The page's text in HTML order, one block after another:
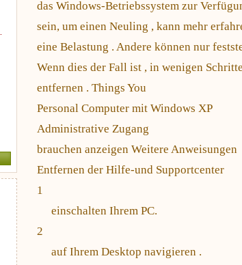
das Windows-Betriebssystem zur
sein, um einen Neuling , kann mehr
eine Belastung . Andere können nur
Wenn dies der Fall ist , in wenigen
entfernen . Things You
Personal Computer mit Windows XP
Administrative Zugang
brauchen anzeigen Weitere Anweisungen
Entfernen der Hilfe-und Supportcenter
1
einschalten Ihrem PC.
2
auf Ihrem Desktop navigieren .